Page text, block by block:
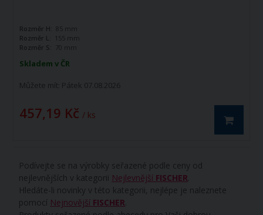
Skladem v ČR
Můžete mít: Pátek 07.08.2026
457,19 Kč / ks
Rozměr H:
85 mm
Rozměr L:
155 mm
Rozměr S:
70 mm
Podívejte se na výrobky seřazené podle ceny od
nejlevnějších v kategorii Nejlevnější FISCHER
Hledáte-li novinky v této kategorii, nejlépe je naleznete
pomocí Nejnovější FISCHER